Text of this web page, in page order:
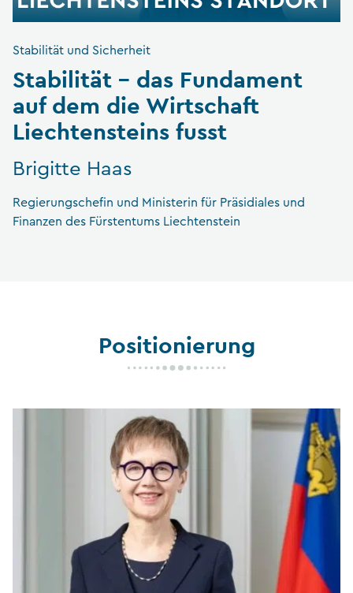
Stabilität und Sicherheit
Stabilität – das Fundament
auf dem die Wirtschaft
Liechtensteins fusst
Brigitte Haas
Regierungschefin und Ministerin für Präsidiales und
Finanzen des Fürstentums Liechtenstein
Positionierung